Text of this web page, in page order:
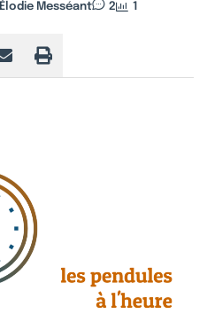
Élodie Messéant 2
1